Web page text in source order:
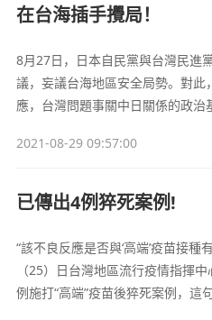
在台海插手攪局！
8月27日，日本自民黨與台灣民進
議，妄議台海地區安全局勢。對此
應，台灣問題事關中日關係的政治
馬，立即停止在台海插手攪局，以
2021-08-29 09:57:00
已傳出4例猝死案例!
“該不良反應是否與‘高端’疫苗接
（25）日台灣地區流行疫情指揮
例施打“高端”疫苗後猝死案例，這